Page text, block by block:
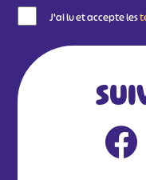
J'ai lu et accepte les